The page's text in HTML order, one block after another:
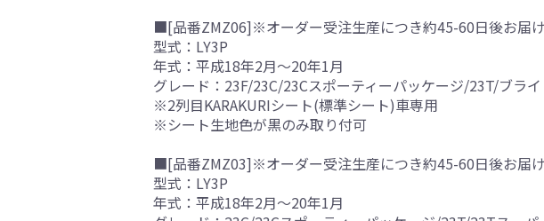
■[品番ZMZ06]※オーダー受注生産につき約45-60日後お届
型式：LY3P
年式：平成18年2月～20年1月
グレード：23F/23C/23Cスポーティーパッケージ/23T/ブラ
※2列目KARAKURIシート(標準シート)車専用
※シート生地色が黒のみ取り付可
■[品番ZMZ03]※オーダー受注生産につき約45-60日後お届
型式：LY3P
年式：平成18年2月～20年1月